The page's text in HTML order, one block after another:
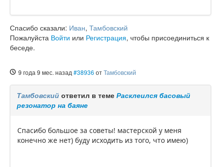
Спасибо сказали: Иван, Тамбовский
Пожалуйста Войти или Регистрация, чтобы присоединиться к
беседе.
9 года 9 мес. назад #38936 отТамбовский
Тамбовский ответил в теме Расклеился басовый
резонатор на баяне
Спасибо большое за советы! мастерской у меня
конечно же нет) буду исходить из того, что имею)